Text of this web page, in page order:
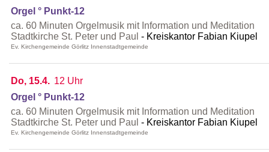
Orgel ° Punkt-12
ca. 60 Minuten Orgelmusik mit Information und Meditation
Stadtkirche St. Peter und Paul
Kreiskantor Fabian Kiupel
Ev. Kirchengemeinde Görlitz Innenstadtgemeinde
Do, 15.4. 12 Uhr
Orgel ° Punkt-12
ca. 60 Minuten Orgelmusik mit Information und Meditation
Stadtkirche St. Peter und Paul
Kreiskantor Fabian Kiupel
Ev. Kirchengemeinde Görlitz Innenstadtgemeinde